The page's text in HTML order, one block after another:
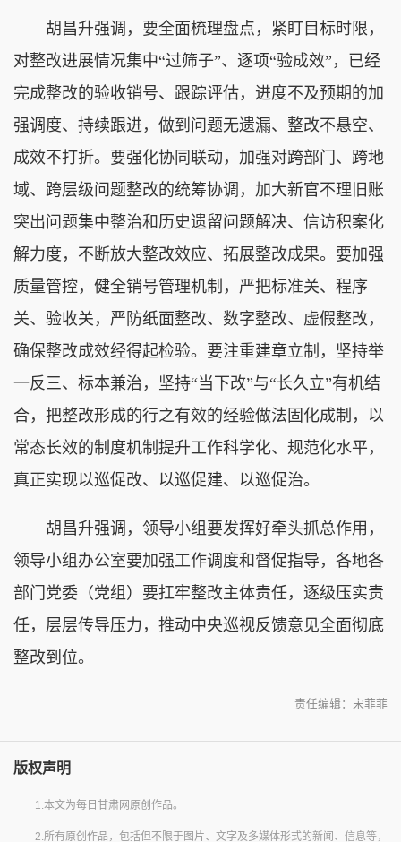
胡昌升强调，要全面梳理盘点，紧盯目标时限，
对整改进展情况集中“过筛子”、逐项“验成效”，已经
完成整改的验收销号、跟踪评估，进度不及预期的加
强调度、持续跟进，做到问题无遗漏、整改不悬空、
成效不打折。要强化协同联动，加强对跨部门、跨地
域、跨层级问题整改的统筹协调，加大新官不理旧账
突出问题集中整治和历史遗留问题解决、信访积案化
解力度，不断放大整改效应、拓展整改成果。要加强
质量管控，健全销号管理机制，严把标准关、程序
关、验收关，严防纸面整改、数字整改、虚假整改，
确保整改成效经得起检验。要注重建章立制，坚持举
一反三、标本兼治，坚持“当下改”与“长久立”有机结
合，把整改形成的行之有效的经验做法固化成制，以
常态长效的制度机制提升工作科学化、规范化水平，
真正实现以巡促改、以巡促建、以巡促治。
胡昌升强调，领导小组要发挥好牵头抓总作用，
领导小组办公室要加强工作调度和督促指导，各地各
部门党委（党组）要扛牢整改主体责任，逐级压实责
任，层层传导压力，推动中央巡视反馈意见全面彻底
整改到位。
责任编辑：宋菲菲
版权声明
1.本文为每日甘肃网原创作品。
2.所有原创作品，包括但不限于图片、文字及多媒体形式的新闻、信息等，